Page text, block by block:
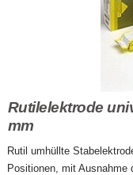
Rutilelektrode
mm
Rutil umhüllte
Positionen, mit Ausnahme